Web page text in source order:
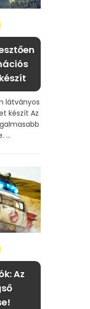
látványos
készít Az
...
Az